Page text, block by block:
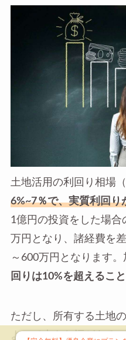
土地活用の利回り相場
6%~7％で、実質利回り
1億円の投資をした場
万円となり、諸経費を
～600万円となります。
回りは10%を超えるこ
ただし、所有する土地
よって大きな幅がある